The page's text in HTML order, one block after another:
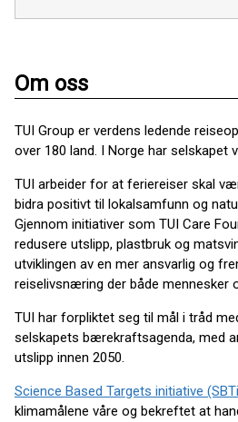
Om oss
TUI Group er verdens ledende
over 180 land. I Norge har selskapet
TUI arbeider for at feriereiser skal
bidra positivt til lokalsamfunn og
Gjennom initiativer som TUI Care
redusere utslipp, plastbruk og
utviklingen av en mer ansvarlig og
reiselivsnæring der både mennesker
TUI har forpliktet seg til mål i tråd
selskapets bærekraftsagenda, med
utslipp innen 2050.
Science Based Targets initiative
klimamålene våre og bekreftet at